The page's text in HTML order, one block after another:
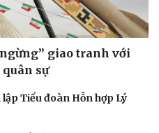
Sành điệu
Tin Công nghệ
Trải nghiệm
Chuyển đổi sốgiao tranh với
quân sự
Tiểu đoàn Hỗn hợp Lý